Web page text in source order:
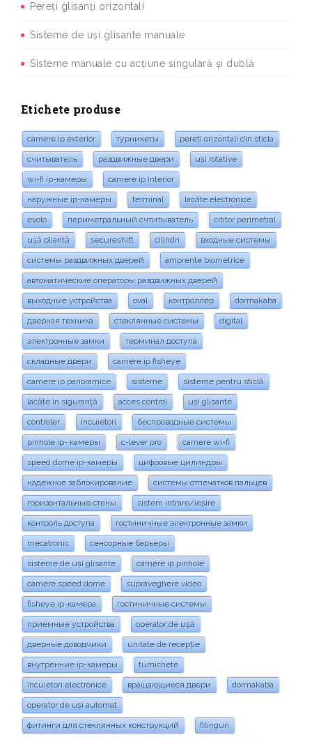
Pereți glisanți orizontali
Sisteme de uși glisante manuale
Sisteme manuale cu acțiune singulară și dublă
Etichete produse
camere ip exterior турникеты pereti orizontali din sticla
считыватель раздвижные двери uși rotative
wi-fi ip-камеры camere ip interior
наружные ip-камеры terminal lacăte electronice
evolo периметральный счтитыватель cititor perimetral
ușă pliantă secureshift cilindri входные системы
системы раздвижных дверей amprente biometrice
автоматические операторы раздвижных дверей
выходные устройства oval контроллер dormakaba
дверная техника стеклянные системы digital
электронные замки терминал доступа
складные двери camere ip fisheye
camere ip panoramice sisteme sisteme pentru sticlă
lacăte în siguranță acces control uși glisante
controler încuietori беспроводные системы
pinhole ip- камеры c-lever pro camere wi-fi
speed dome ip-камеры цифровые цилиндры
надежное заблокирование системы отпечатков пальцев
горизонтальные стены sistem intrare/ieșire
контроль доступа гостиничные электронные замки
mecatronic сенсорные барьеры
sisteme de uși glisante camere ip pinhole
camere speed dome supraveghere video
fisheye ip-камера гостиничные системы
приемные устройства operator de ușă
дверные доводчики unitate de recepție
внутренние ip-камеры turnichete
încuietori electronice вращающиеся двери dormakaba
operator de uși automat
фитинги для стеклянных конструкций fitinguri